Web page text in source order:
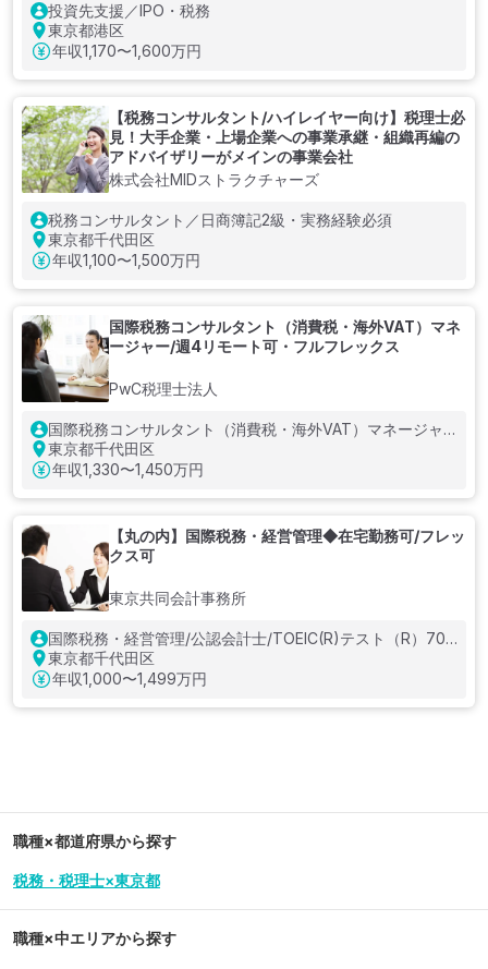
投資先支援／IPO・税務
東京都港区
年収1,170〜1,600万円
【税務コンサルタント/ハイレイヤー向け】税理士必
見！大手企業・上場企業への事業承継・組織再編の
アドバイザリーがメインの事業会社
株式会社MIDストラクチャーズ
税務コンサルタント／日商簿記2級・実務経験必須
東京都千代田区
年収1,100〜1,500万円
国際税務コンサルタント（消費税・海外VAT）マネ
ージャー/週4リモート可・フルフレックス
PwC税理士法人
国際税務コンサルタント（消費税・海外VAT）マネージャ
ー/プロジェクトリーダーまたはマネジメント経験/英語ビジ
ネスレベル（TOEIC(R)テスト800点以上）
東京都千代田区
年収1,330〜1,450万円
【丸の内】国際税務・経営管理◆在宅勤務可/フレッ
クス可
東京共同会計事務所
国際税務・経営管理/公認会計士/TOEIC(R)テスト（R）700
点レベル
東京都千代田区
年収1,000〜1,499万円
職種×都道府県から探す
税務・税理士×東京都
職種×中エリアから探す